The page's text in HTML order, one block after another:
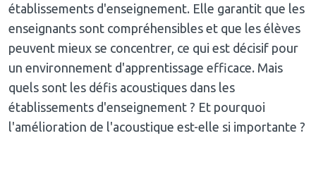
établissements d'enseignement. Elle garantit que les
enseignants sont compréhensibles et que les élèves
peuvent mieux se concentrer, ce qui est décisif pour
un environnement d'apprentissage efficace. Mais
quels sont les défis acoustiques dans les
établissements d'enseignement ? Et pourquoi
l'amélioration de l'acoustique est-elle si importante ?